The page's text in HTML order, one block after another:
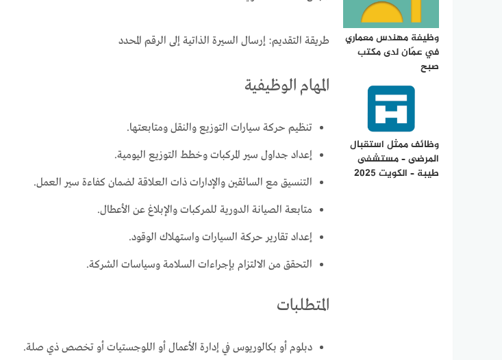
وظيفة مهندس معماري
في عمّان لدى مكتب
صبح
وظائف ممثل استقبال
المرضى – مستشفى
طيبة – الكويت 2025
طريقة التقديم: إرسال السيرة الذاتية إلى الرقم المحدد
المهام الوظيفية
تنظيم حركة سيارات التوزيع والنقل ومتابعتها.
إعداد جداول سير المركبات وخطط التوزيع اليومية.
التنسيق مع السائقين والإدارات ذات العلاقة لضمان كفاءة سير العمل.
متابعة الصيانة الدورية للمركبات والإبلاغ عن الأعطال.
إعداد تقارير حركة السيارات واستهلاك الوقود.
التحقق من الالتزام بإجراءات السلامة وسياسات الشركة.
المتطلبات
دبلوم أو بكالوريوس في إدارة الأعمال أو اللوجستيات أو تخصص ذي صلة.